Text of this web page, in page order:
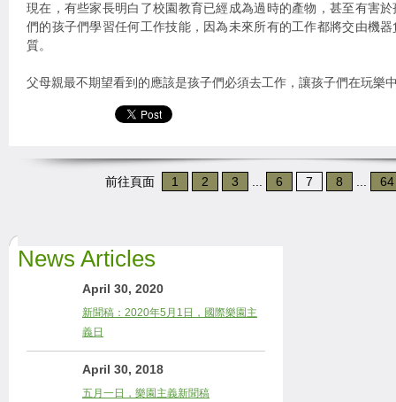
現在，有些家長明白了校園教育已經成為過時的產物，甚至有害
們的孩子們學習任何工作技能，因為未來所有的工作都將交由機
質。
父母親最不期望看到的應該是孩子們必須去工作，讓孩子們在玩樂
前往頁面 1 2 3 6 7 8 64
News Articles
April 30, 2020
新聞稿：2020年5月1日，國際樂園主
義日
April 30, 2018
五月一日，樂園主義新聞稿